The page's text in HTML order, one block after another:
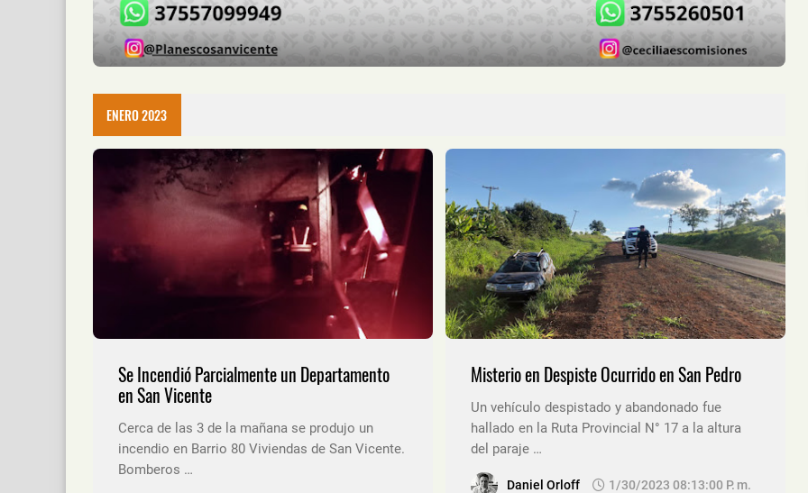
ENERO 2023
Se Incendió Parcialmente un Departamento
en San Vicente
Cerca de las 3 de la mañana se produjo un
incendio en Barrio 80 Viviendas de San Vicente.
Bomberos …
Misterio en Despiste Ocurrido en San Pedro
Un vehículo despistado y abandonado fue
hallado en la Ruta Provincial N° 17 a la altura
del paraje …
Daniel Orloff 1/30/2023 08:13:00 P. M.